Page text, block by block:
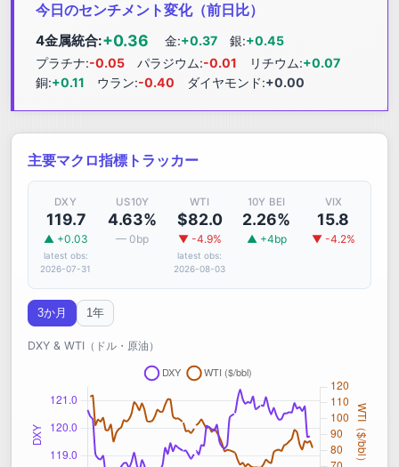
今日のセンチメント変化（前日比）
4金属統合:+0.36 金:+0.37 銀:+0.45
プラチナ:-0.05 パラジウム:-0.01 リチウム:+0.07
銅:+0.11 ウラン:-0.40 ダイヤモンド:+0.00
主要マクロ指標トラッカー
DXY
119.7
▲ +0.03
latest obs:
2026-07-31
US10Y
4.63%
— 0bp
WTI
$82.0
▼ -4.9%
latest obs:
2026-08-03
10Y BEI
2.26%
▲ +4bp
VIX
15.8
▼ -4.2%
3か月 1年
DXY & WTI（ドル・原油）